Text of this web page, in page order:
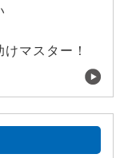
マスター！